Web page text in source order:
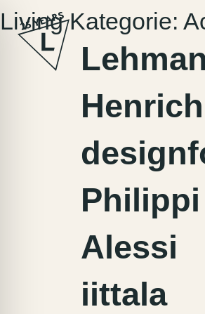
Zum
Inhalt
springen
Living Kategorie:
Philippi
Alessi
iittala